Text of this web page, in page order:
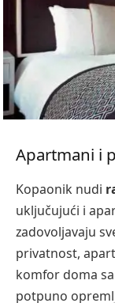
Apartmani i
Kopaonik nudi
uključujući i
zadovoljavaju
privatnost,
komfor doma
potpuno